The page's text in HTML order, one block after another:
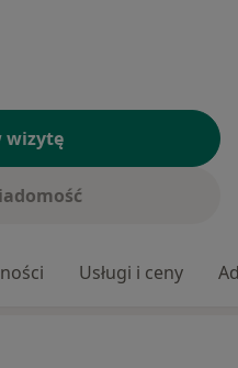
wizytę
Usługi i ceny